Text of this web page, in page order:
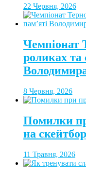
22 Червня, 2026
Чемпіонат
роликах та
8 Червня, 2026
Помилки
на
11 Травня, 2026